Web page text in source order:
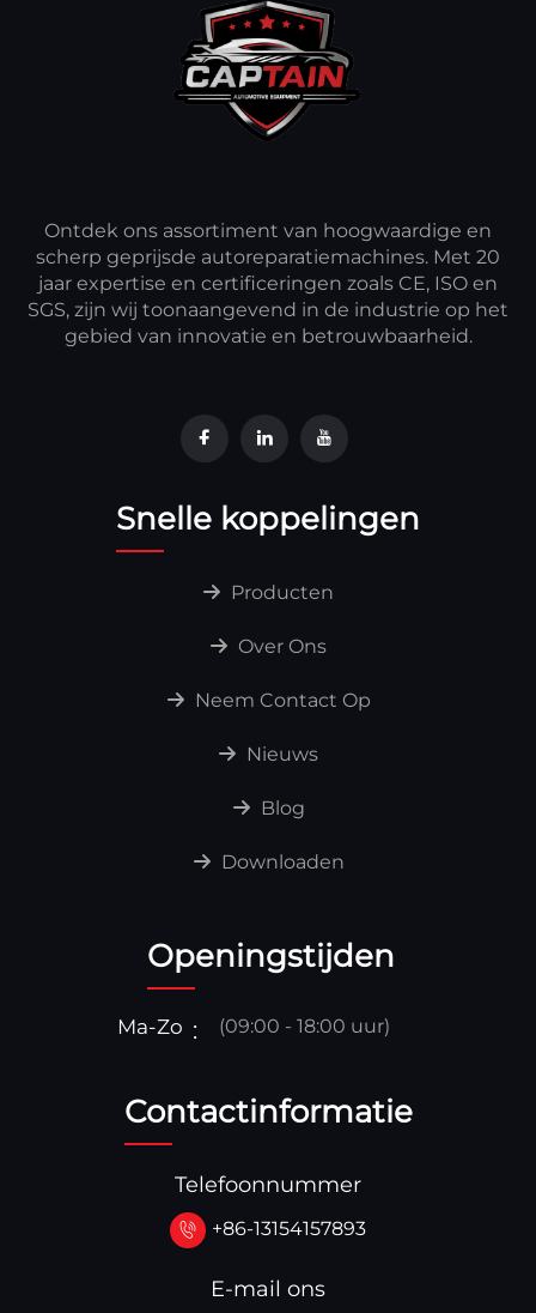
Ontdek ons assortiment van hoogwaardige en
scherp geprijsde autoreparatiemachines. Met 20
jaar expertise en certificeringen zoals CE, ISO en
SGS, zijn wij toonaangevend in de industrie op het
gebied van innovatie en betrouwbaarheid.
Snelle koppelingen
Producten
Over Ons
Neem Contact Op
Nieuws
Blog
Downloaden
Openingstijden
Ma-Zo (09:00 - 18:00 uur)
Contactinformatie
Telefoonnummer
+86-13154157893
E-mail ons